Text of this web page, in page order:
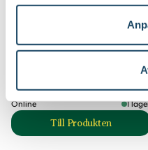
Björnbär 'Triple Crown'
Rubus (Björnbär-Gruppen)
Gäller t.o.m 9/8
Ord. pris299:-
Välj butik
Online
I
Till Produkten
till Björnbär